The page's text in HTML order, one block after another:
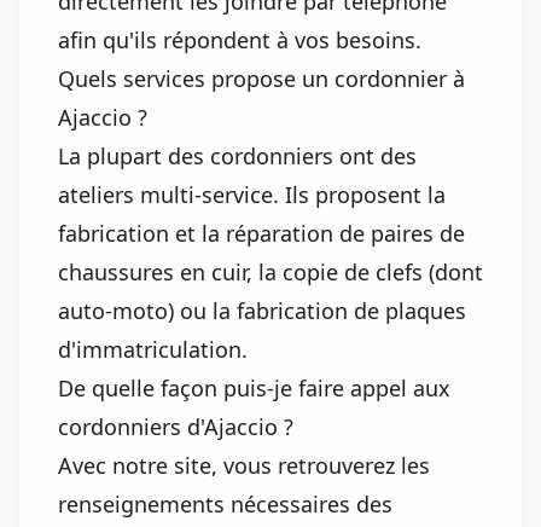
afin qu'ils répondent à vos besoins.
Quels services propose un cordonnier à
Ajaccio ?
La plupart des cordonniers ont des
ateliers multi-service. Ils proposent la
fabrication et la réparation de paires de
chaussures en cuir, la copie de clefs (dont
auto-moto) ou la fabrication de plaques
d'immatriculation.
De quelle façon puis-je faire appel aux
cordonniers d'Ajaccio ?
Avec notre site, vous retrouverez les
renseignements nécessaires des